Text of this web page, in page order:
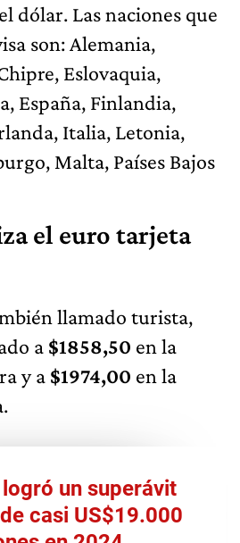
dólar. Las naciones que
son: Alemania,
Eslovaquia,
España, Finlandia,
Italia, Letonia,
Malta, Países Bajos
el euro tarjeta
llamado turista,
a $1858,50 en la
y a $1974,00 en la
un superávit
casi US$19.000